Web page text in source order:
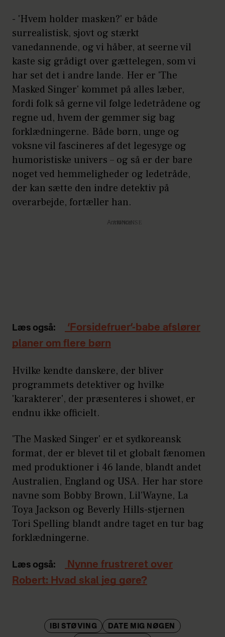
- 'Hvem holder masken?' er både
surrealistisk, sjovt og stærkt
vanedannende, og vi håber, at seerne vil
kaste sig grådigt over gættelegen, som vi
har set det i andre lande. Her er 'The
Masked Singer' kommet på alles læber,
fordi folk så gerne vil følge ledetrådene og
regne ud, hvem der gemmer sig bag
forklædningerne. Både børn, unge og
voksne vil fascineres af det legesyge og
humoristiske univers – og så er der bare
noget ved hemmeligheder og ledetråde,
der kan sætte den indre detektiv på
overarbejde, fortæller han.
Annonce
Læs også:
‘Forsidefruer’-babe afslører
planer om flere børn
Hvilke kendte danskere, der bliver
programmets detektiver og hvilke
'karakterer', der præsenteres i showet, er
endnu ikke officielt.
'The Masked Singer' er et sydkoreansk
format, der er blevet til et globalt fænomen
med produktioner i 46 lande, blandt andet
Australien, England og USA. Her har store
navne som Bobby Brown, Lil’Wayne, La
Toya Jackson og Beverly Hills-stjernen
Tori Spelling blandt andre taget en tur bag
forklædningerne.
Læs også:
Nynne frustreret over
Robert: Hvad skal jeg gøre?
IBI STØVING
DATE MIG NØGEN